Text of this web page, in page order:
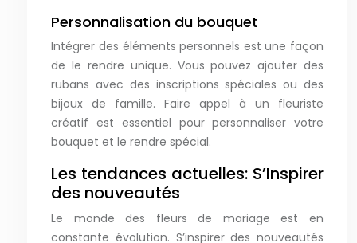
Personnalisation du bouquet
Intégrer des éléments personnels est une façon
de le rendre unique. Vous pouvez ajouter des
rubans avec des inscriptions spéciales ou des
bijoux de famille. Faire appel à un fleuriste
créatif est essentiel pour personnaliser votre
bouquet et le rendre spécial.
Les tendances actuelles: S’Inspirer
des nouveautés
Le monde des fleurs de mariage est en
constante évolution. S’inspirer des nouveautés